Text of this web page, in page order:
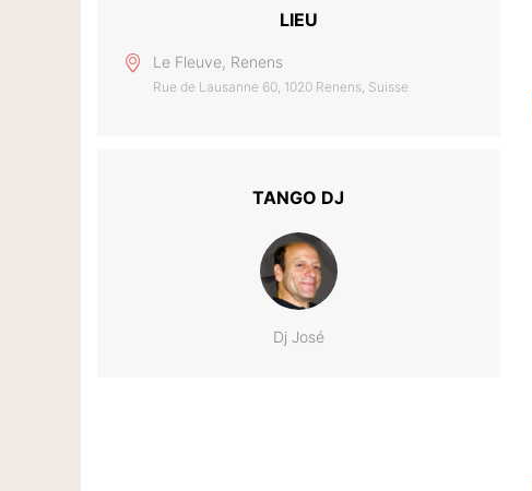
LIEU
Le Fleuve, Renens
Rue de Lausanne 60, 1020 Renens, Suisse
TANGO DJ
Dj José